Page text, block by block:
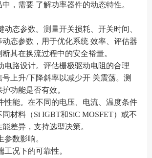
，需要 了解功率器件的动态特性。
动态参数。测量开关损耗、开关时间、
动态参数，用于优化系统 效率、评估器
其在换流过程中的安全裕量。
电路设计。评估栅极驱动电阻的合理
上升/下降斜率以减少开 关震荡。测
功能是否有效。
性能。在不同的电压、电流、温度条件
材料（Si IGBT和SiC MOSFET）或不
差异，支持选型决策。
参数影响。
工况下的可靠性。